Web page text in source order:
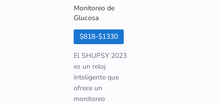
Monitoreo de
Glucosa
$818-$1330
El SHUPSY 2023
es un reloj
inteligente que
ofrece un
monitoreo